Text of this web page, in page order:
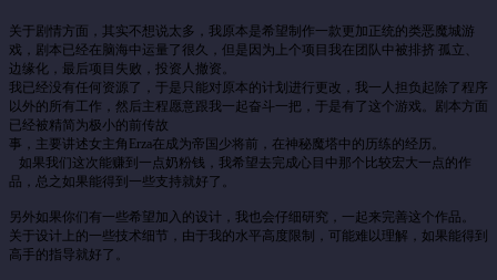
关于剧情方面，其实不想说太多，我原本是希望制作一款更加正统的类恶魔城游
戏，剧本已经在脑海中运量了很久，但是因为上个项目我在团队中被排挤 孤立、
边缘化，最后项目失败，投资人撤资。
我已经没有任何资源了，于是只能对原本的计划进行更改，我一人担负起除了程序
以外的所有工作，然后主程愿意跟我一起奋斗一把，于是有了这个游戏。剧本方面
已经被精简为极小的前传故
事，主要讲述女主角Erza在成为帝国少将前，在神秘魔塔中的历练的经历。
如果我们这次能赚到一点奶粉钱，我希望去完成心目中那个比较宏大一点的作
品，总之如果能得到一些支持就好了。
另外如果你们有一些希望加入的设计，我也会仔细研究，一起来完善这个作品。
关于设计上的一些技术细节，由于我的水平高度限制，可能难以理解，如果能得到
高手的指导就好了。